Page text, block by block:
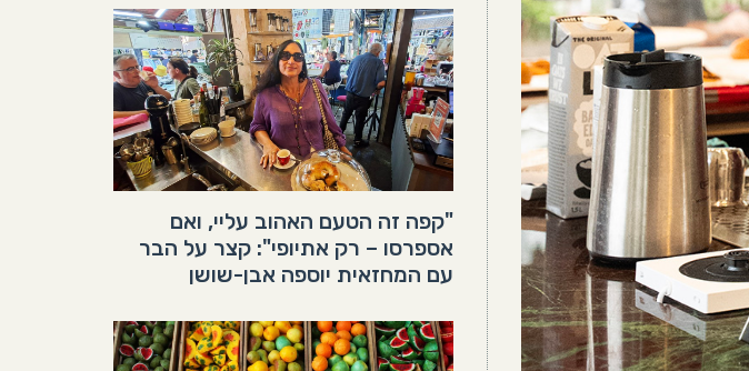
"קפה זה הטעם האהוב עליי, ואם
אספרסו – רק אתיופי": קצר על הבר
עם המחזאית יוספה אבן-שושן